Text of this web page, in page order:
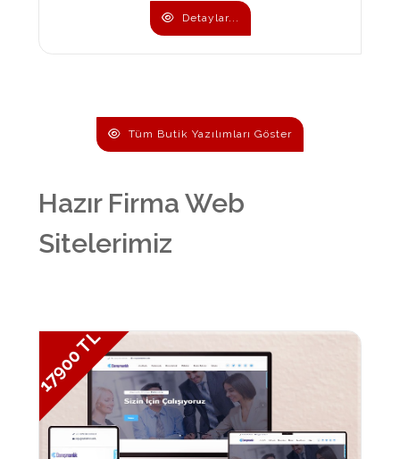
Detaylar...
Tüm Butik Yazılımları Göster
Hazır Firma Web
Sitelerimiz
17900 TL